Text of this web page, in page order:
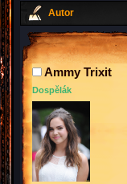
Autor
Ammy Trixit
Dospělák